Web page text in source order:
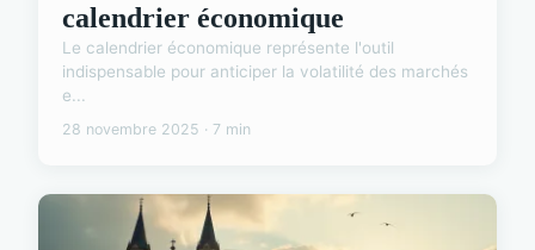
calendrier économique
Le calendrier économique représente l'outil
indispensable pour anticiper la volatilité des marchés
e...
28 novembre 2025 · 7 min